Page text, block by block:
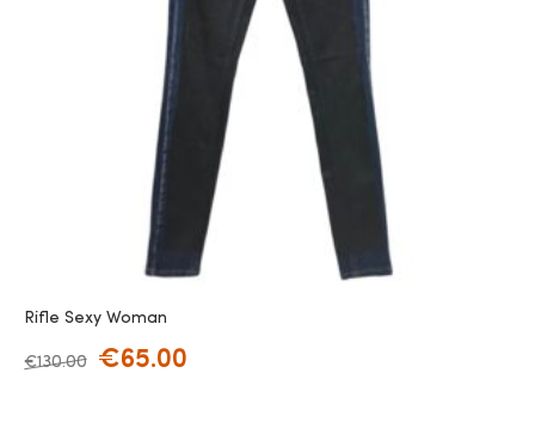
Rifle Sexy Woman
€130.00 €65.00